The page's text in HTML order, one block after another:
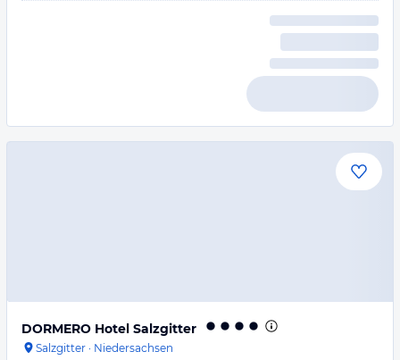
DORMERO Hotel Salzgitter
Salzgitter · Niedersachsen